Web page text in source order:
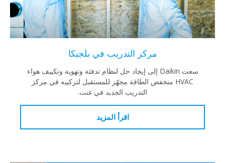
مركز التدريب في بلجيكا
سعت Daikin إلى إيجاد حل لنظام تدفئة وتهوية وتكييف هواء
HVAC منخفض الطاقة مجهّز للمستقبل لتركيبه في مركز
التدريب الجديد في غنت.
اقرأ المزيد